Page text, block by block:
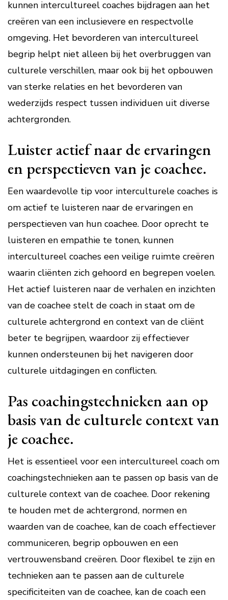
kunnen intercultureel coaches bijdragen aan het
creëren van een inclusievere en respectvolle
omgeving. Het bevorderen van intercultureel
begrip helpt niet alleen bij het overbruggen van
culturele verschillen, maar ook bij het opbouwen
van sterke relaties en het bevorderen van
wederzijds respect tussen individuen uit diverse
achtergronden.
Luister actief naar de ervaringen
en perspectieven van je coachee.
Een waardevolle tip voor interculturele coaches is
om actief te luisteren naar de ervaringen en
perspectieven van hun coachee. Door oprecht te
luisteren en empathie te tonen, kunnen
intercultureel coaches een veilige ruimte creëren
waarin cliënten zich gehoord en begrepen voelen.
Het actief luisteren naar de verhalen en inzichten
van de coachee stelt de coach in staat om de
culturele achtergrond en context van de cliënt
beter te begrijpen, waardoor zij effectiever
kunnen ondersteunen bij het navigeren door
culturele uitdagingen en conflicten.
Pas coachingstechnieken aan op
basis van de culturele context van
je coachee.
Het is essentieel voor een intercultureel coach om
coachingstechnieken aan te passen op basis van de
culturele context van de coachee. Door rekening
te houden met de achtergrond, normen en
waarden van de coachee, kan de coach effectiever
communiceren, begrip opbouwen en een
vertrouwensband creëren. Door flexibel te zijn en
technieken aan te passen aan de culturele
specificiteiten van de coachee, kan de coach een